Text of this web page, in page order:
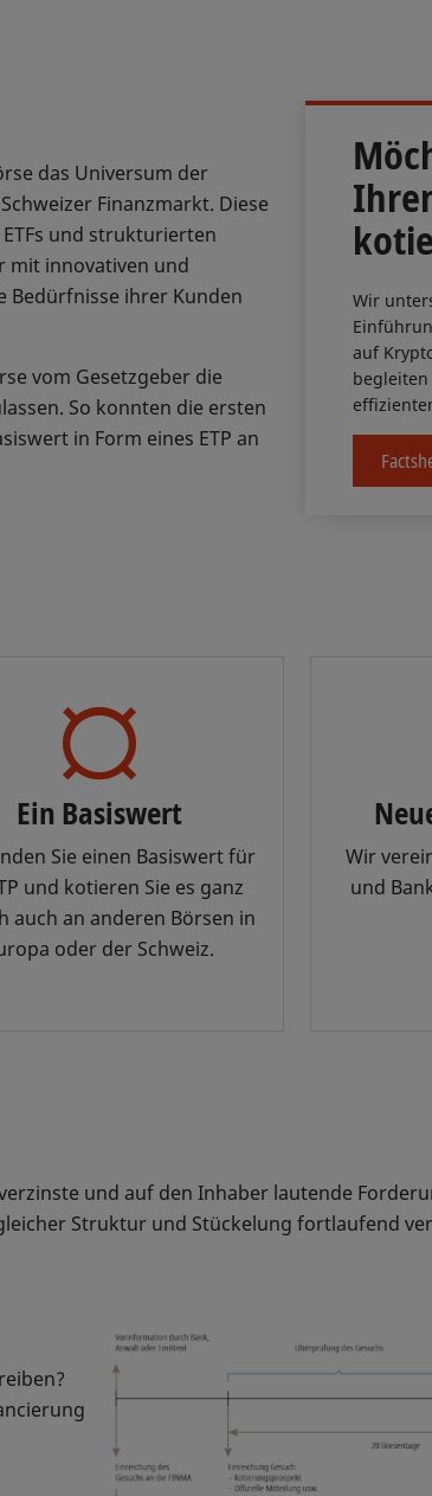
das Universum der
Finanzmarkt. Diese
und strukturierten
mit innovativen und
Bedürfnisse ihrer Kunden
vom Gesetzgeber die
So konnten die ersten
in Form eines ETP an
Wir
auf
Ein Basiswert
Sie einen Basiswert für
und kotieren Sie es ganz
auch an anderen Börsen in
oder der Schweiz.
Wir
und
und auf den Inhaber lautende
Struktur und Stückelung fortlaufend